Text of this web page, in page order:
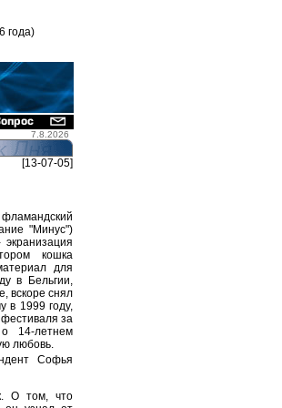
года)
7.8.2026
[13-07-05]
"Минус")
кошка
для
в Бельгии,
вскоре снял
в 1999 году,
за
14-летнем
любовь.
Софья
О том, что